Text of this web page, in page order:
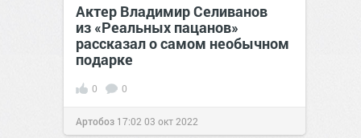
Актер Владимир Селиванов
из «Реальных пацанов»
рассказал о самом необычном
подарке
0 0
Артобоз 17:02 03 окт 2022